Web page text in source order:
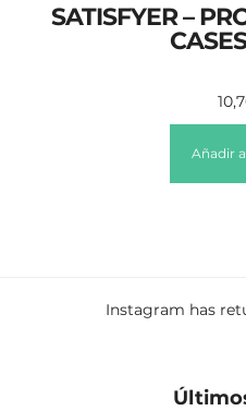
SATISFYER –
Añadir
Instagram has